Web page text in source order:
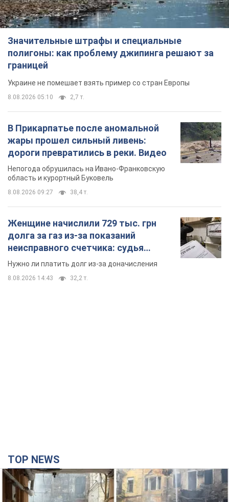
Значительные штрафы и специальные
полигоны: как проблему джипинга решают за
границей
Украине не помешает взять пример со стран Европы
8.08.2026 05:10 2,7 т.
В Прикарпатье после аномальной
жары прошел сильный ливень:
дороги превратились в реки. Видео
Непогода обрушилась на Ивано-Франковскую
область и курортный Буковель
8.08.2026 09:27 38,4 т.
Женщине начислили 729 тыс. грн
долга за газ из-за показаний
неисправного счетчика: судья
вынес неожиданное решение
Нужно ли платить долг из-за доначисления
8.08.2026 14:43 32,2 т.
TOP NEWS